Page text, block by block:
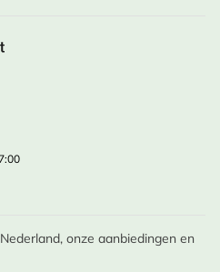
onze aanbiedingen en